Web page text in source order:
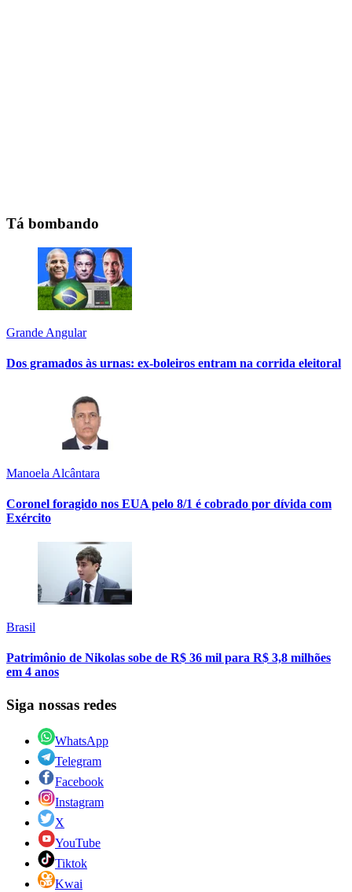
Tá bombando
Grande Angular
Dos gramados às urnas: ex-boleiros entram na corrida eleitoral
Manoela Alcântara
Coronel foragido nos EUA pelo 8/1 é cobrado por dívida com
Exército
Brasil
Patrimônio de Nikolas sobe de R$ 36 mil para R$ 3,8 milhões
em 4 anos
Siga nossas redes
WhatsApp
Telegram
Facebook
Instagram
X
YouTube
Tiktok
Kwai